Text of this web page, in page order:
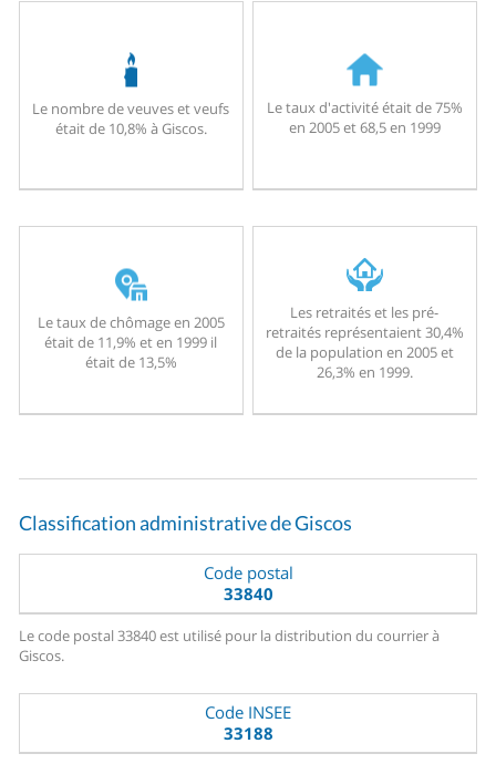
Le nombre de veuves et veufs
était de 10,8% à Giscos.
Le taux d'activité était de 75%
en 2005 et 68,5 en 1999
Le taux de chômage en 2005
était de 11,9% et en 1999 il
était de 13,5%
Les retraités et les pré-
retraités représentaient 30,4%
de la population en 2005 et
26,3% en 1999.
Classification administrative de Giscos
Code postal
33840
Le code postal 33840 est utilisé pour la distribution du courrier à
Giscos.
Code INSEE
33188